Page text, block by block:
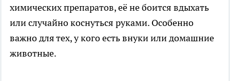
химических препаратов, её не боится вдыхать
или случайно коснуться руками. Особенно
важно для тех, у кого есть внуки или домашние
животные.